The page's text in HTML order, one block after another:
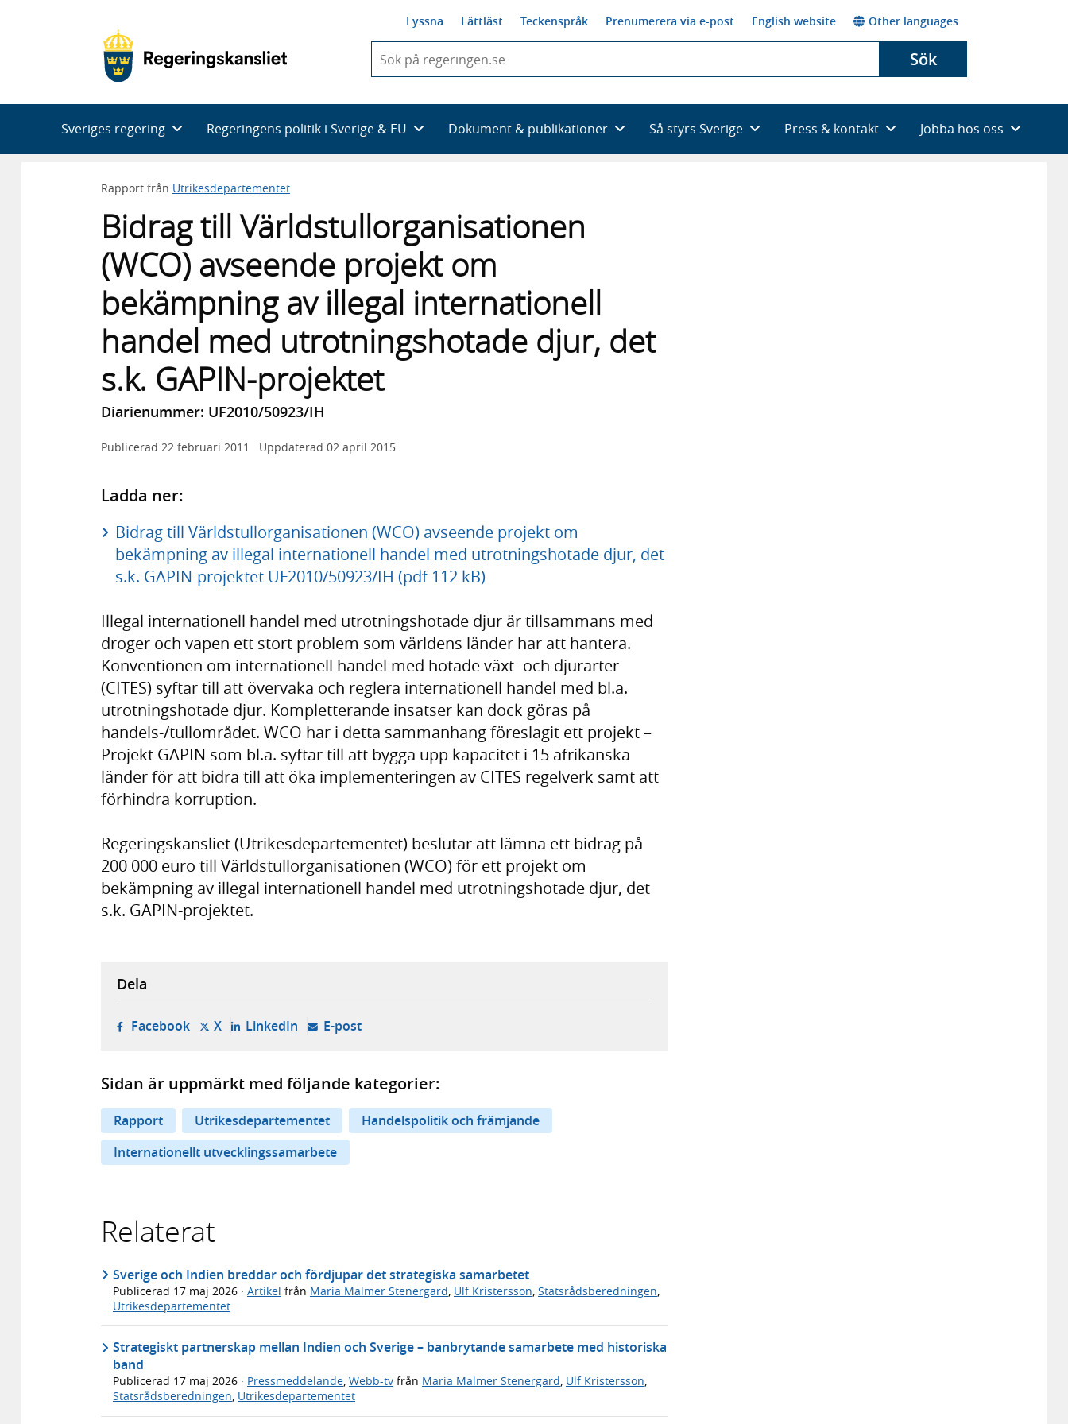
Lyssna Lättläst Teckenspråk Prenumerera via e-post English website Other languages
du
skriva
framträder
en
Sök
Sveriges regering Regeringens politik i Sverige & EU Dokument & publikationer Så styrs Sverige Press & kontakt Jobba hos oss
Rapport från Utrikesdepartementet
Bidrag till Världstullorganisationen
(WCO) avseende projekt om
bekämpning av illegal internationell
handel med utrotningshotade djur, det
s.k. GAPIN-projektet
Diarienummer: UF2010/50923/IH
Publicerad 22 februari 2011 Uppdaterad 02 april 2015
Ladda ner:
Bidrag till Världstullorganisationen (WCO) avseende projekt om
bekämpning av illegal internationell handel med utrotningshotade djur, det
s.k. GAPIN-projektet UF2010/50923/IH (pdf 112 kB)
Illegal internationell handel med utrotningshotade djur är tillsammans med
droger och vapen ett stort problem som världens länder har att hantera.
Konventionen om internationell handel med hotade växt- och djurarter
(CITES) syftar till att övervaka och reglera internationell handel med bl.a.
utrotningshotade djur. Kompletterande insatser kan dock göras på
handels-/tullområdet. WCO har i detta sammanhang föreslagit ett projekt –
Projekt GAPIN som bl.a. syftar till att bygga upp kapacitet i 15 afrikanska
länder för att bidra till att öka implementeringen av CITES regelverk samt att
förhindra korruption.
Regeringskansliet (Utrikesdepartementet) beslutar att lämna ett bidrag på
200 000 euro till Världstullorganisationen (WCO) för ett projekt om
bekämpning av illegal internationell handel med utrotningshotade djur, det
s.k. GAPIN-projektet.
Dela
Facebook- öppnas i ny flik, extern webbplats,
X- öppnas i ny flik, extern webbplats,
LinkedIn- öppnas i ny flik, extern webbplats,
E-post- öppnar din e-postklient,
Sidan är uppmärkt med följande kategorier:
Rapport Utrikesdepartementet
Handelspolitik och främjande
Internationellt utvecklingssamarbete
Relaterat
Sverige och Indien breddar och fördjupar det strategiska samarbetet
Publicerad 17 maj 2026 · Artikel från Maria Malmer Stenergard Ulf Kristersson Statsrådsberedningen
Utrikesdepartementet
Strategiskt partnerskap mellan Indien och Sverige – banbrytande samarbete med historiska
band
Publicerad 17 maj 2026 · Pressmeddelande, Webb-tv från Maria Malmer Stenergard, Ulf Kristersson,
Statsrådsberedningen, Utrikesdepartementet